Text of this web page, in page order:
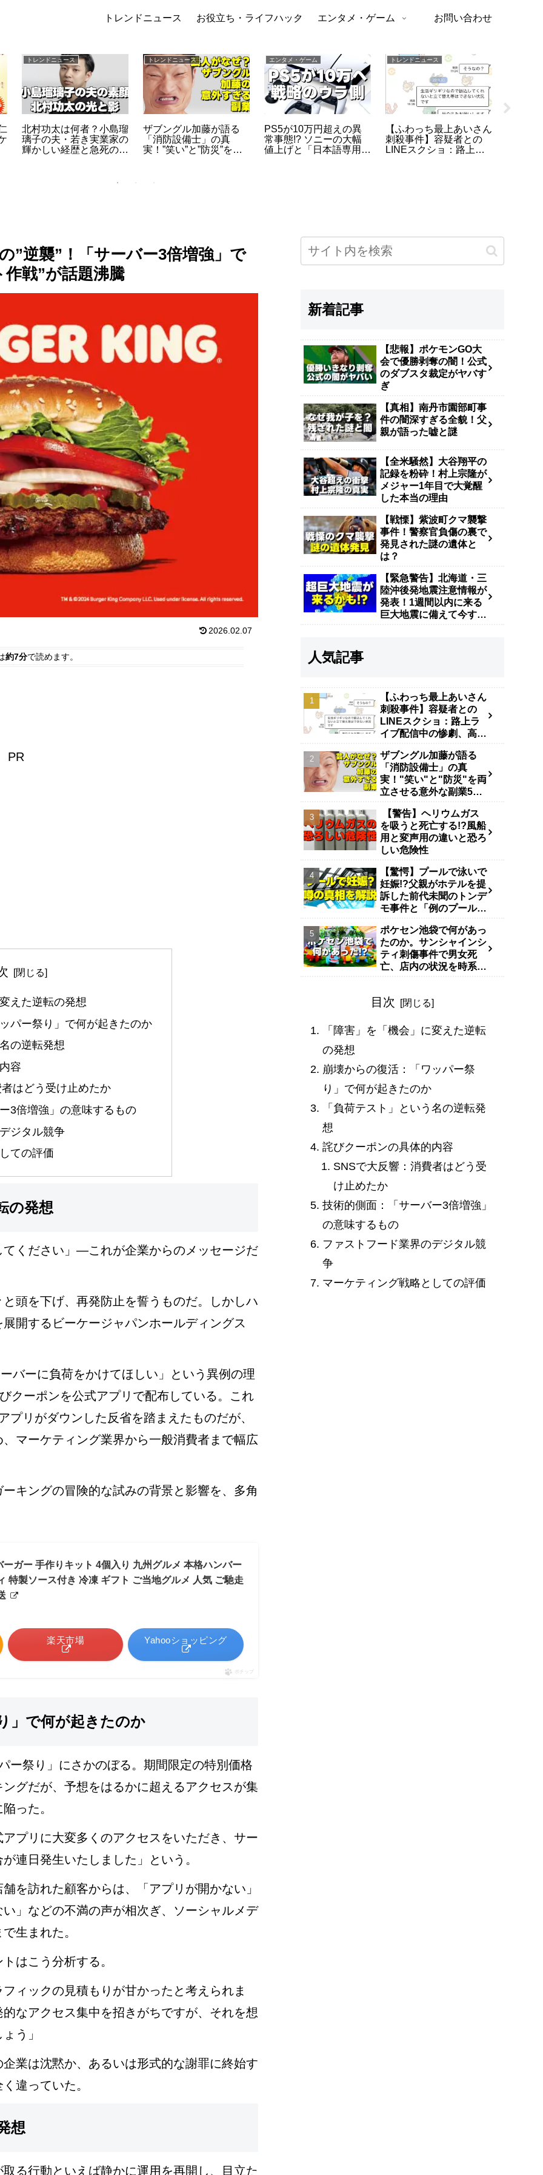
トレンドニュース お役立ち・ライフハック エンタメ・ゲーム お問い合わせ
トレンドニュース
北村功太は何者？小島瑠
璃子の夫・若き実業家の
輝かしい経歴と急死の真
トレンドニュース
ザブングル加藤が語る
「消防設備士」の真
実！”笑い”と”防災”を両
エンタメ・ゲーム
PS5が10万円超えの異
常事態!? ソニーの大幅
値上げと「日本語専用モ
トレンドニュース
【ふわっち最上あいさん
刺殺事件】容疑者との
LINEスクショ：路上ラ
”逆襲”！「サーバー3倍増強」で
戦”が話題沸騰
2026.02.07
約7分で読めます。
PR
えた逆転の発想
パー祭り」で何が起きたのか
の逆転発想
容
はどう受け止めたか
3倍増強」の意味するもの
ジタル競争
ての評価
の発想
ください」—これが企業からのメッセージだ
頭を下げ、再発防止を誓うものだ。しかしハ
開するビーケージャパンホールディングス
バーに負荷をかけてほしい」という異例の理
クーポンを公式アプリで配布している。これ
リがダウンした反省を踏まえたものだが、
マーケティング業界から一般消費者まで幅広
キングの冒険的な試みの背景と影響を、多角
ガー 手作りキット 4個入り 九州グルメ 本格ハンバー
特製ソース付き 冷凍 ギフト ご当地グルメ 人気 ご馳走
楽天市場 Yahooショッピング
ポチップ
」で何が起きたのか
ー祭り」にさかのぼる。期間限定の特別価格
グだが、予想をはるかに超えるアクセスが集
った。
プリに大変多くのアクセスをいただき、サー
連日発生いたしました」という。
を訪れた顧客からは、「アプリが開かない」
」などの不満の声が相次ぎ、ソーシャルメデ
生まれた。
はこう分析する。
ィックの見積もりが甘かったと考えられま
なアクセス集中を招きがちですが、それを想
う」
業は沈黙か、あるいは形式的な謝罪に終始す
違っていた。
想
る行動といえば静かに運用を再開し、目立た
新着記事
【悲報】ポケモンGO大
会で優勝剥奪の闇！公式
のダブスタ裁定がヤバす
ぎ
【真相】南丹市園部町事
件の闇深すぎる全貌！父
親が語った嘘と謎
【全米騒然】大谷翔平の
記録を粉砕！村上宗隆が
メジャー1年目で大覚醒
した本当の理由
【戦慄】紫波町クマ襲撃
事件！警察官負傷の裏で
発見された謎の遺体と
は？
【緊急警告】北海道・三
陸沖後発地震注意情報が
発表！1週間以内に来る
巨大地震に備えて今すぐ
人気記事
【ふわっち最上あいさん
刺殺事件】容疑者との
LINEスクショ：路上ラ
イブ配信中の惨劇、高田
ザブングル加藤が語る
「消防設備士」の真
実！"笑い"と"防災"を両
立させる意外な副業5年
【警告】ヘリウムガス
を吸うと死亡する!?風船
用と変声用の違いと恐ろ
しい危険性
【驚愕】プールで泳いで
妊娠!?父親がホテルを提
訴した前代未聞のトンデ
モ事件と「例のプール」
ポケセン池袋で何があっ
たのか。サンシャインシ
ティ刺傷事件で男女死
亡、店内の状況を時系列
目次
「障害」を「機会」に変えた逆転
の発想
崩壊からの復活：「ワッパー祭
り」で何が起きたのか
「負荷テスト」という名の逆転発
想
詫びクーポンの具体的内容
SNSで大反響：消費者はどう受
け止めたか
技術的側面：「サーバー3倍増強」
の意味するもの
ファストフード業界のデジタル競
争
マーケティング戦略としての評価